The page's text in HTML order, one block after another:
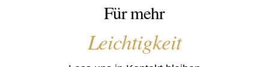
Für mehr
Leichtigkeit